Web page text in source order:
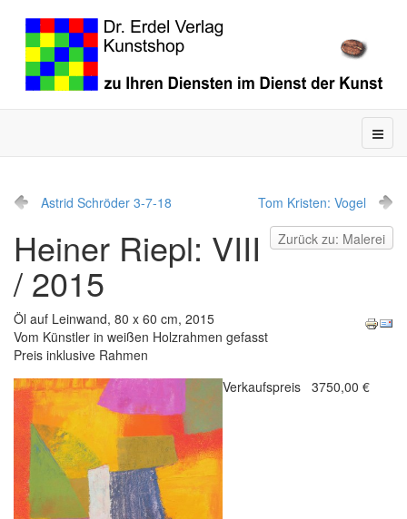
Astrid Schröder 3-7-18
Tom Kristen: Vogel
Zurück zu: Malerei
Heiner Riepl: VIII
/ 2015
Öl auf Leinwand, 80 x 60 cm, 2015
Vom Künstler in weißen Holzrahmen gefasst
Preis inklusive Rahmen
Verkaufspreis 3750,00 €